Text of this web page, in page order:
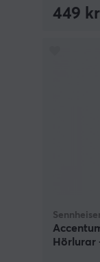
449 kr
Hörlurar